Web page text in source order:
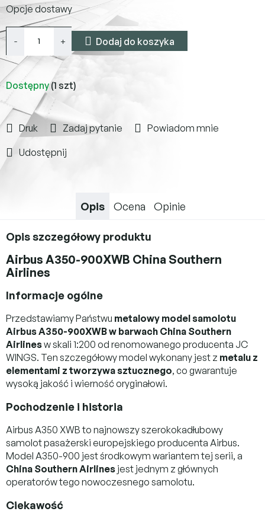
jednostkowa:
Dostępny(1 szt)
Opcje dostawy
Dodaj do koszyka
Druk Zadaj pytanie Powiadom mnie
Udostępnij
Opis Ocena Opinie
Opis szczegółowy produktu
Airbus A350-900XWB China Southern
Airlines
Informacje ogólne
Przedstawiamy Państwu metalowy model samolotu
Airbus A350-900XWB w barwach China Southern
Airlinesw skali 1:200 od renomowanego producenta JC
WINGS. Ten szczegółowy model wykonany jest z metalu z
elementami z tworzywa sztucznego, co gwarantuje
wysoką jakość i wierność oryginałowi.
Pochodzenie i historia
Airbus A350 XWB to najnowszy szerokokadłubowy
samolot pasażerski europejskiego producenta Airbus.
Model A350-900 jest środkowym wariantem tej serii, a
China Southern Airlines jest jednym z głównych
operatorów tego nowoczesnego samolotu.
Ciekawość